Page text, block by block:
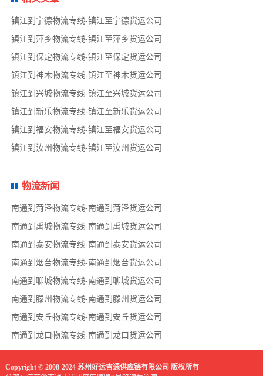
镇江到宁德物流专线-镇江至宁德货运公司
镇江到萍乡物流专线-镇江至萍乡货运公司
镇江到保定物流专线-镇江至保定货运公司
镇江到神木物流专线-镇江至神木货运公司
镇江到兴城物流专线-镇江至兴城货运公司
镇江到新乐物流专线-镇江至新乐货运公司
镇江到福安物流专线-镇江至福安货运公司
镇江到汝州物流专线-镇江至汝州货运公司
物流新闻
南通到菏泽物流专线-南通到菏泽货运公司
南通到禹城物流专线-南通到禹城货运公司
南通到泰安物流专线-南通到泰安货运公司
南通到烟台物流专线-南通到烟台货运公司
南通到聊城物流专线-南通到聊城货运公司
南通到滕州物流专线-南通到滕州货运公司
南通到安丘物流专线-南通到安丘货运公司
南通到龙口物流专线-南通到龙口货运公司
Copyright © 2008-2024 苏州好运吉通供应链有限公司 版权所有